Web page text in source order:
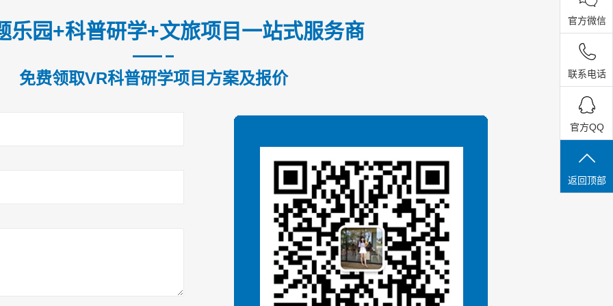
乐园+科普研学+文旅项目一站式服务商
免费领取VR科普研学项目方案及报价
官方微信
联系电话
官方QQ
返回顶部